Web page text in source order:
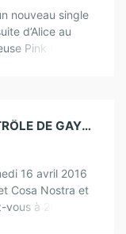
nouveau single
d’Alice au
Pink revenait
DAVID VENDETTA PREND LE CONTRÔLE DE GAYDIAL CHAQUE SAMEDI SOIR
16 avril 2016
Cosa Nostra et
à 20h00.